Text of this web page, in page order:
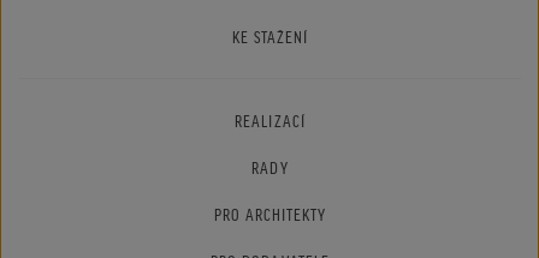
KE STAŽENÍ
REALIZACÍ
RADY
PRO ARCHITEKTY